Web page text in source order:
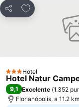
Compartir
Añadir a
3 Estrellas
Hotel
Hotel Natur
9,1 Excelente (1.352
Florianópolis, a 11.2